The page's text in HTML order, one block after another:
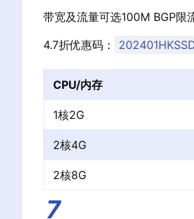
带宽及流量可选100M BGP限
4.7折优惠码：
CPU/内存
1核2G
2核4G
2核8G